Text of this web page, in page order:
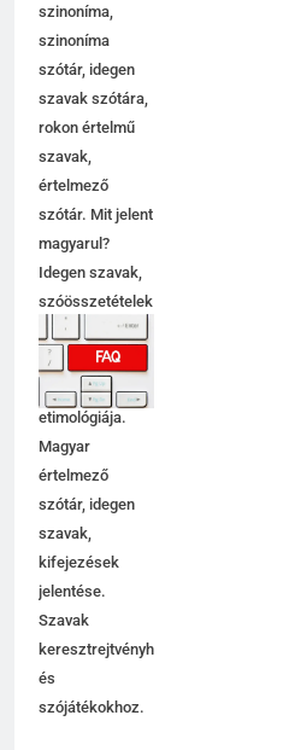
szinoníma,
szinoníma
szótár, idegen
szavak szótára,
rokon értelmű
szavak,
értelmező
szótár. Mit jelent
magyarul?
Idegen szavak,
szóösszetételek
jelentése,
magyarázata,
használata,
etimológiája.
Magyar
értelmező
szótár, idegen
szavak,
kifejezések
jelentése.
Szavak
keresztrejtvényhez
és
szójátékokhoz.